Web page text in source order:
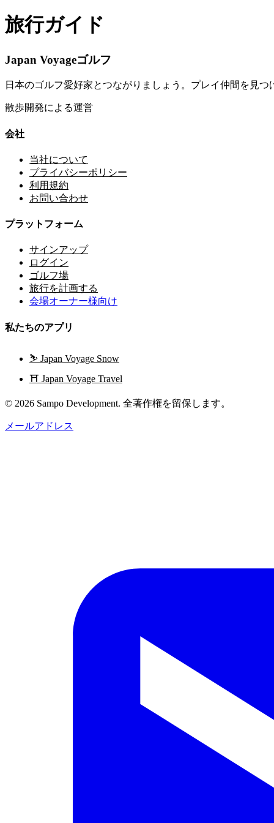
旅行ガイド
Japan Voyageゴルフ
日本のゴルフ愛好家とつながりましょう。プレイ仲間を見
散歩開発による運営
会社
当社について
プライバシーポリシー
利用規約
お問い合わせ
プラットフォーム
サインアップ
ログイン
ゴルフ場
旅行を計画する
会場オーナー様向け
私たちのアプリ
⛷️ Japan Voyage Snow
⛩️ Japan Voyage Travel
© 2026 Sampo Development. 全著作権を留保します。
メールアドレス